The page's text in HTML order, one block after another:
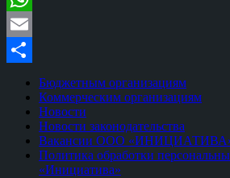
WhatsApp
Email
Отправить
Бюджетным организациям
Коммерческим организациям
Новости
Новости законодательства
Вакансии ООО
Политика обработки
«Инициатива»